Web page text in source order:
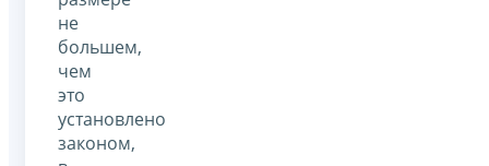
не
большем,
чем
это
установлено
законом,